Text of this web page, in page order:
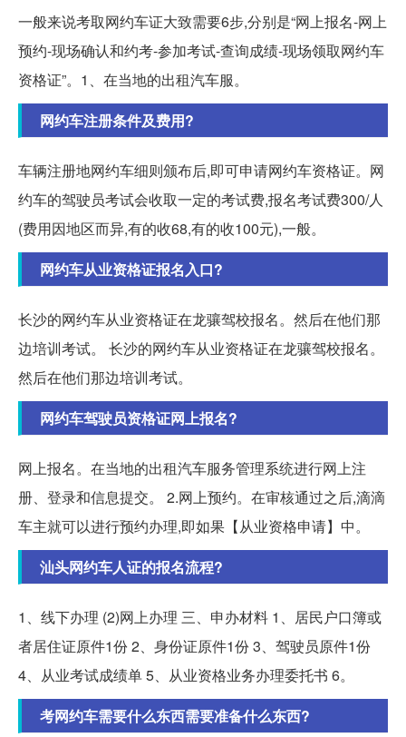
一般来说考取网约车证大致需要6步,分别是“网上报名-网上
预约-现场确认和约考-参加考试-查询成绩-现场领取网约车
资格证”。1、在当地的出租汽车服。
网约车注册条件及费用?
车辆注册地网约车细则颁布后,即可申请网约车资格证。网
约车的驾驶员考试会收取一定的考试费,报名考试费300/人
(费用因地区而异,有的收68,有的收100元),一般。
网约车从业资格证报名入口?
长沙的网约车从业资格证在龙骧驾校报名。然后在他们那
边培训考试。 长沙的网约车从业资格证在龙骧驾校报名。
然后在他们那边培训考试。
网约车驾驶员资格证网上报名?
网上报名。在当地的出租汽车服务管理系统进行网上注
册、登录和信息提交。 2.网上预约。在审核通过之后,滴滴
车主就可以进行预约办理,即如果【从业资格申请】中。
汕头网约车人证的报名流程?
1、线下办理 (2)网上办理 三、申办材料 1、居民户口簿或
者居住证原件1份 2、身份证原件1份 3、驾驶员原件1份
4、从业考试成绩单 5、从业资格业务办理委托书 6。
考网约车需要什么东西需要准备什么东西?